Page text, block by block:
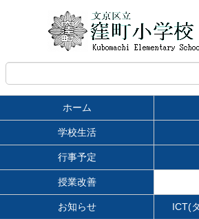
ホーム
学校生活
行事予定
授業改善
お知らせ ICT(